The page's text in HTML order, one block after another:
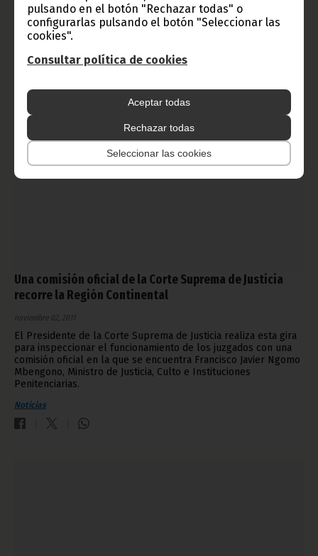
pulsando en el botón "Rechazar todas" o
configurarlas pulsando el botón "Seleccionar las
cookies".
Consultar política de cookies
Aceptar todas
Rechazar todas
Seleccionar las cookies
Un gran incendio ocurrió en el mediodía de ayer miércoles 2 de
noviembre, en las inmediaciones de la Calle Jesús Bakale, en el
Mini Mercado “Todo Hogar Bata”, perteneciente al grupo EGTC –
ABAYAC.
Noticias
Una comisión oficial de la Corte Suprema de Justicia
recorre la Región Continental
noviembre 02, 2011
El Presidente de la Corte Suprema de Justicia realiza esta gira
para inspeccionar el funcionamiento de los juzgados con una
comisión oficial en la que se encuentra Francisco Javier Ngomo
Mbengono, Ministro de Justicia, Culto e Instituciones
Penitenciarias.
Noticias